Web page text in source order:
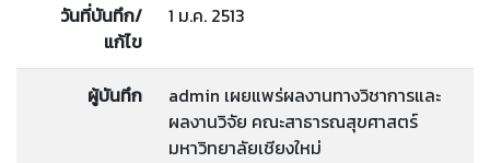
วันที่บันทึก/
แก้ไข
1 ม.ค. 2513
ผู้บันทึก
admin เผยแพร่ผลงานทางวิชาการและ
ผลงานวิจัย คณะสาธารณสุขศาสตร์
มหาวิทยาลัยเชียงใหม่